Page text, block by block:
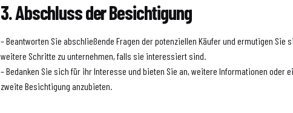
3. Abschluss der Besichtigung
– Beantworten Sie abschließende Fragen der potenziellen Käufer und ermutigen Sie
weitere Schritte zu unternehmen, falls sie interessiert sind.
– Bedanken Sie sich für ihr Interesse und bieten Sie an, weitere Informationen oder
zweite Besichtigung anzubieten.